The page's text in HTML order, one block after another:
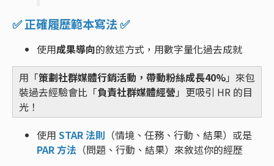
✅ 正確履歷範本寫法 ✅
使用成果導向的敘述方式，用數字量化過去成就
用「策劃社群媒體行銷活動，帶動粉絲成長40%」來包
裝過去經驗會比「負責社群媒體經營 」更吸引 HR 的目
光！
使用 STAR 法則 （情境、任務、行動、結果）或是
PAR 方法 （問題、行動、結果）來敘述你的經歷